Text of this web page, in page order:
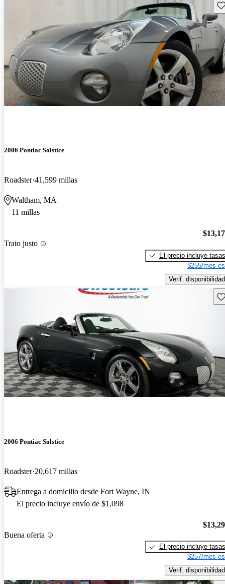
2006 Pontiac Solstice
Roadster 41,599 millas
Waltham, MA
11 millas
Trato justo
El precio incluye tasas
$255/mes
Verif. disponibilidad
2006 Pontiac Solstice
Roadster 20,617 millas
Entrega a domicilio desde Fort Wayne, IN
El precio incluye envío de $1,098
Buena oferta
El precio incluye tasas
$257/mes
Verif. disponibilidad